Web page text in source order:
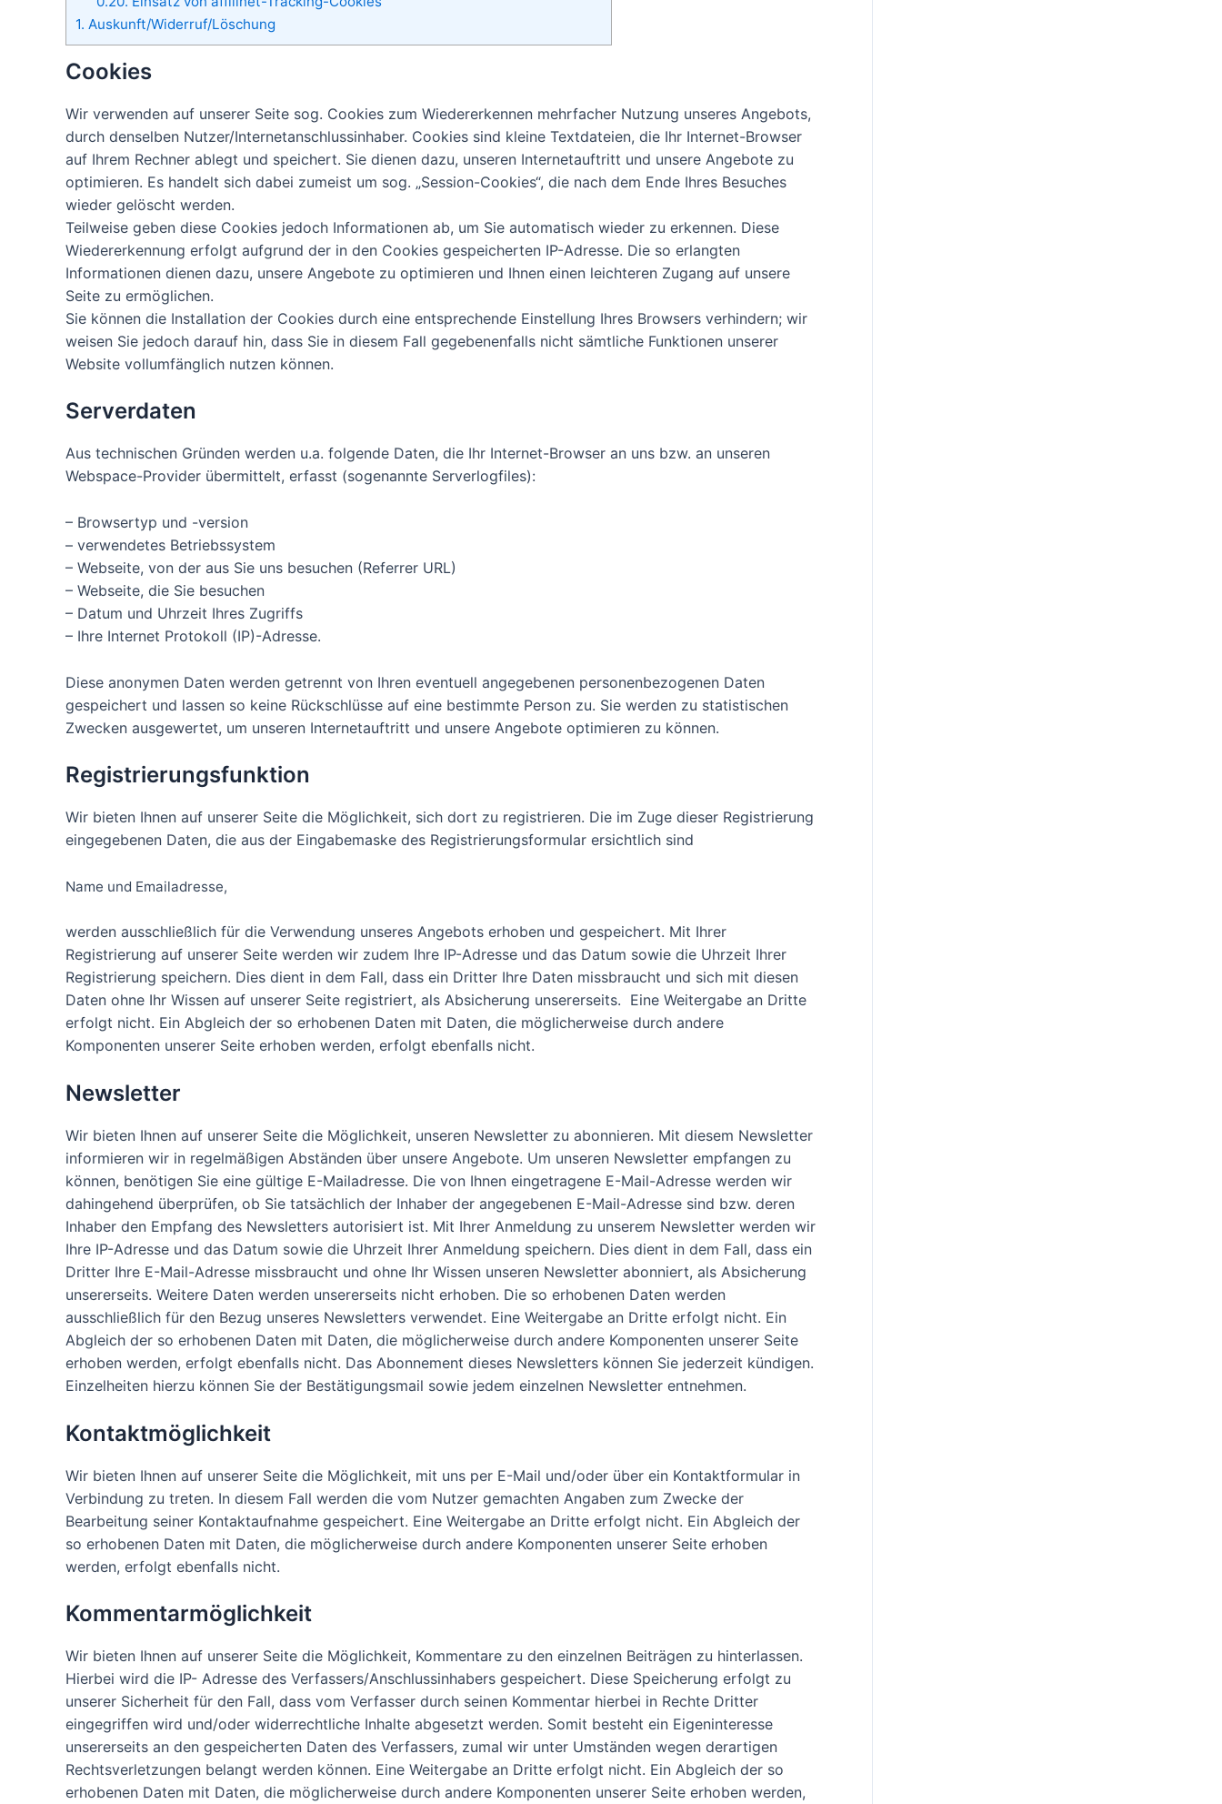
1. Auskunft/Widerruf/Löschung
Cookies
Wir verwenden auf unserer Seite sog. Cookies zum Wiedererkennen mehrfacher Nutzung unseres Angebots,
durch denselben Nutzer/Internetanschlussinhaber. Cookies sind kleine Textdateien, die Ihr Internet-Browser
auf Ihrem Rechner ablegt und speichert. Sie dienen dazu, unseren Internetauftritt und unsere Angebote zu
optimieren. Es handelt sich dabei zumeist um sog. „Session-Cookies“, die nach dem Ende Ihres Besuches
wieder gelöscht werden.
Teilweise geben diese Cookies jedoch Informationen ab, um Sie automatisch wieder zu erkennen. Diese
Wiedererkennung erfolgt aufgrund der in den Cookies gespeicherten IP-Adresse. Die so erlangten
Informationen dienen dazu, unsere Angebote zu optimieren und Ihnen einen leichteren Zugang auf unsere
Seite zu ermöglichen.
Sie können die Installation der Cookies durch eine entsprechende Einstellung Ihres Browsers verhindern; wir
weisen Sie jedoch darauf hin, dass Sie in diesem Fall gegebenenfalls nicht sämtliche Funktionen unserer
Website vollumfänglich nutzen können.
Serverdaten
Aus technischen Gründen werden u.a. folgende Daten, die Ihr Internet-Browser an uns bzw. an unseren
Webspace-Provider übermittelt, erfasst (sogenannte Serverlogfiles):
– Browsertyp und -version
– verwendetes Betriebssystem
– Webseite, von der aus Sie uns besuchen (Referrer URL)
– Webseite, die Sie besuchen
– Datum und Uhrzeit Ihres Zugriffs
– Ihre Internet Protokoll (IP)-Adresse.
Diese anonymen Daten werden getrennt von Ihren eventuell angegebenen personenbezogenen Daten
gespeichert und lassen so keine Rückschlüsse auf eine bestimmte Person zu. Sie werden zu statistischen
Zwecken ausgewertet, um unseren Internetauftritt und unsere Angebote optimieren zu können.
Registrierungsfunktion
Wir bieten Ihnen auf unserer Seite die Möglichkeit, sich dort zu registrieren. Die im Zuge dieser Registrierung
eingegebenen Daten, die aus der Eingabemaske des Registrierungsformular ersichtlich sind
Name und Emailadresse,
werden ausschließlich für die Verwendung unseres Angebots erhoben und gespeichert. Mit Ihrer
Registrierung auf unserer Seite werden wir zudem Ihre IP-Adresse und das Datum sowie die Uhrzeit Ihrer
Registrierung speichern. Dies dient in dem Fall, dass ein Dritter Ihre Daten missbraucht und sich mit diesen
Daten ohne Ihr Wissen auf unserer Seite registriert, als Absicherung unsererseits. Eine Weitergabe an Dritte
erfolgt nicht. Ein Abgleich der so erhobenen Daten mit Daten, die möglicherweise durch andere
Komponenten unserer Seite erhoben werden, erfolgt ebenfalls nicht.
Newsletter
Wir bieten Ihnen auf unserer Seite die Möglichkeit, unseren Newsletter zu abonnieren. Mit diesem Newsletter
informieren wir in regelmäßigen Abständen über unsere Angebote. Um unseren Newsletter empfangen zu
können, benötigen Sie eine gültige E-Mailadresse. Die von Ihnen eingetragene E-Mail-Adresse werden wir
dahingehend überprüfen, ob Sie tatsächlich der Inhaber der angegebenen E-Mail-Adresse sind bzw. deren
Inhaber den Empfang des Newsletters autorisiert ist. Mit Ihrer Anmeldung zu unserem Newsletter werden wir
Ihre IP-Adresse und das Datum sowie die Uhrzeit Ihrer Anmeldung speichern. Dies dient in dem Fall, dass ein
Dritter Ihre E-Mail-Adresse missbraucht und ohne Ihr Wissen unseren Newsletter abonniert, als Absicherung
unsererseits. Weitere Daten werden unsererseits nicht erhoben. Die so erhobenen Daten werden
ausschließlich für den Bezug unseres Newsletters verwendet. Eine Weitergabe an Dritte erfolgt nicht. Ein
Abgleich der so erhobenen Daten mit Daten, die möglicherweise durch andere Komponenten unserer Seite
erhoben werden, erfolgt ebenfalls nicht. Das Abonnement dieses Newsletters können Sie jederzeit kündigen.
Einzelheiten hierzu können Sie der Bestätigungsmail sowie jedem einzelnen Newsletter entnehmen.
Kontaktmöglichkeit
Wir bieten Ihnen auf unserer Seite die Möglichkeit, mit uns per E-Mail und/oder über ein Kontaktformular in
Verbindung zu treten. In diesem Fall werden die vom Nutzer gemachten Angaben zum Zwecke der
Bearbeitung seiner Kontaktaufnahme gespeichert. Eine Weitergabe an Dritte erfolgt nicht. Ein Abgleich der
so erhobenen Daten mit Daten, die möglicherweise durch andere Komponenten unserer Seite erhoben
werden, erfolgt ebenfalls nicht.
Kommentarmöglichkeit
Wir bieten Ihnen auf unserer Seite die Möglichkeit, Kommentare zu den einzelnen Beiträgen zu hinterlassen.
Hierbei wird die IP- Adresse des Verfassers/Anschlussinhabers gespeichert. Diese Speicherung erfolgt zu
unserer Sicherheit für den Fall, dass vom Verfasser durch seinen Kommentar hierbei in Rechte Dritter
eingegriffen wird und/oder widerrechtliche Inhalte abgesetzt werden. Somit besteht ein Eigeninteresse
unsererseits an den gespeicherten Daten des Verfassers, zumal wir unter Umständen wegen derartigen
Rechtsverletzungen belangt werden können. Eine Weitergabe an Dritte erfolgt nicht. Ein Abgleich der so
erhobenen Daten mit Daten, die möglicherweise durch andere Komponenten unserer Seite erhoben werden,